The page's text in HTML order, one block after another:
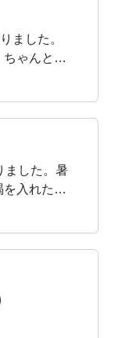
そこには届
てはいまし
ました。
ゃんと腹
バックプ
ました。暑
入れたよ
になって